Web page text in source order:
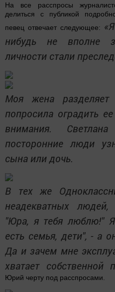
На все расспросы
делиться с публикой
певец отвечает следующее:
нибудь не вполне
личности стали
Моя жена
попросила оградить
внимания.
посторонние люди
сына или дочь.
В тех же
неадекватных
"Юра, я тебя люблю!"
есть семья, дети", - а
Да и зачем мне
хватает собственной
Юрий черту под расспросами.